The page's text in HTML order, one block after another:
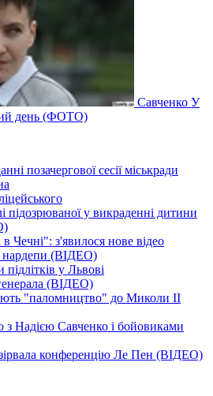
Савченко У
день (ФОТО)
позачергової сесії міськради
підозрюваної у викраденні дитини
Чечні": з'явилося нове відео
нардепи (ВІДЕО)
підлітків у Львові
(ВІДЕО)
"паломництво" до Миколи ІІ
з Надією Савченко і бойовиками
конференцію Ле Пен (ВІДЕО)